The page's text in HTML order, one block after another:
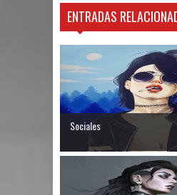
ENTRADAS
Sociales